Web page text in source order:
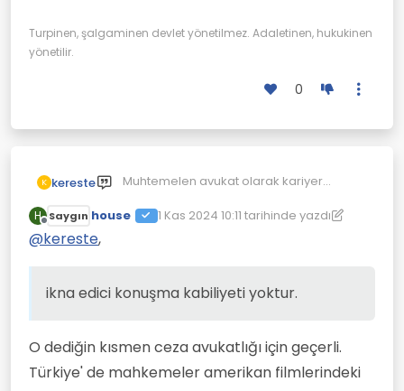
Turpinen, şalgaminen devlet yönetilmez. Adaletinen, hukukinen
yönetilir.
0
K kereste
Muhtemelen avukat olarak kariyer
kabiliyeti yoktur. Kesinlikle beceriksiz bir
H
Çevrimdışı
Saygın house 1 Kas 2024 10:11 tarihinde yazdı
Son düzenleyen: house 11 Oca 2024 10:19
@kereste,
ikna edici konuşma kabiliyeti yoktur.
O dediğin kısmen ceza avukatlığı için geçerli.
Türkiye' de mahkemeler amerikan filmlerindeki